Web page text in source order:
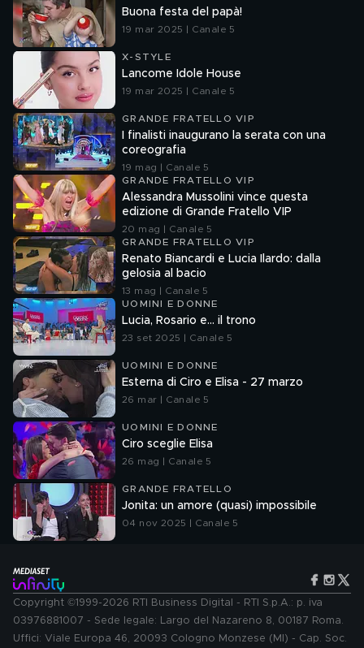
Buona festa del papà!
19 mar 2025 | Canale 5
X-STYLE
Lancome Idole House
19 mar 2025 | Canale 5
GRANDE FRATELLO VIP
I finalisti inaugurano la serata con una
coreografia
19 mag | Canale 5
GRANDE FRATELLO VIP
Alessandra Mussolini vince questa
edizione di Grande Fratello VIP
20 mag | Canale 5
GRANDE FRATELLO VIP
Renato Biancardi e Lucia Ilardo: dalla
gelosia al bacio
13 mag | Canale 5
UOMINI E DONNE
Lucia, Rosario e... il trono
23 set 2025 | Canale 5
UOMINI E DONNE
Esterna di Ciro e Elisa - 27 marzo
26 mar | Canale 5
UOMINI E DONNE
Ciro sceglie Elisa
26 mag | Canale 5
GRANDE FRATELLO
Jonita: un amore (quasi) impossibile
04 nov 2025 | Canale 5
Copyright ©1999-2026 RTI Business Digital - RTI S.p.A.: p. iva
03976881007 - Sede legale: Largo del Nazareno 8, 00187 Roma.
Uffici: Viale Europa 46, 20093 Cologno Monzese (MI) - Cap. Soc.